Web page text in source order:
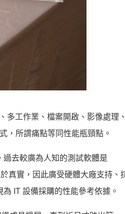
多工作業、檔案開啟、影像處理
，所謂痛點等同性能瓶頸點。
去較廣為人知的測試軟體是
真實，因此廣受硬體大廠支持、
IT 設備採購的性能參考依據。